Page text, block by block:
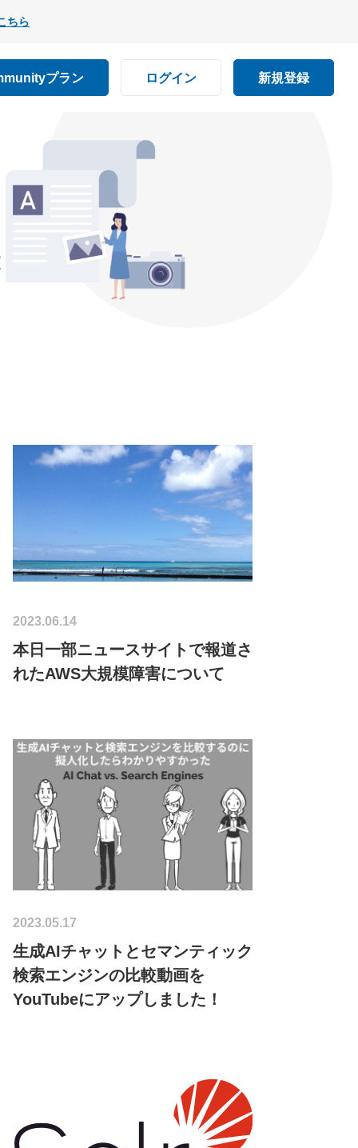
ちら
プラン ログイン 新規登録
2023.06.14
本日一部ニュースサイトで報道さ
れたAWS大規模障害について
2023.05.17
生成AIチャットとセマンティック
検索エンジンの比較動画を
YouTubeにアップしました！